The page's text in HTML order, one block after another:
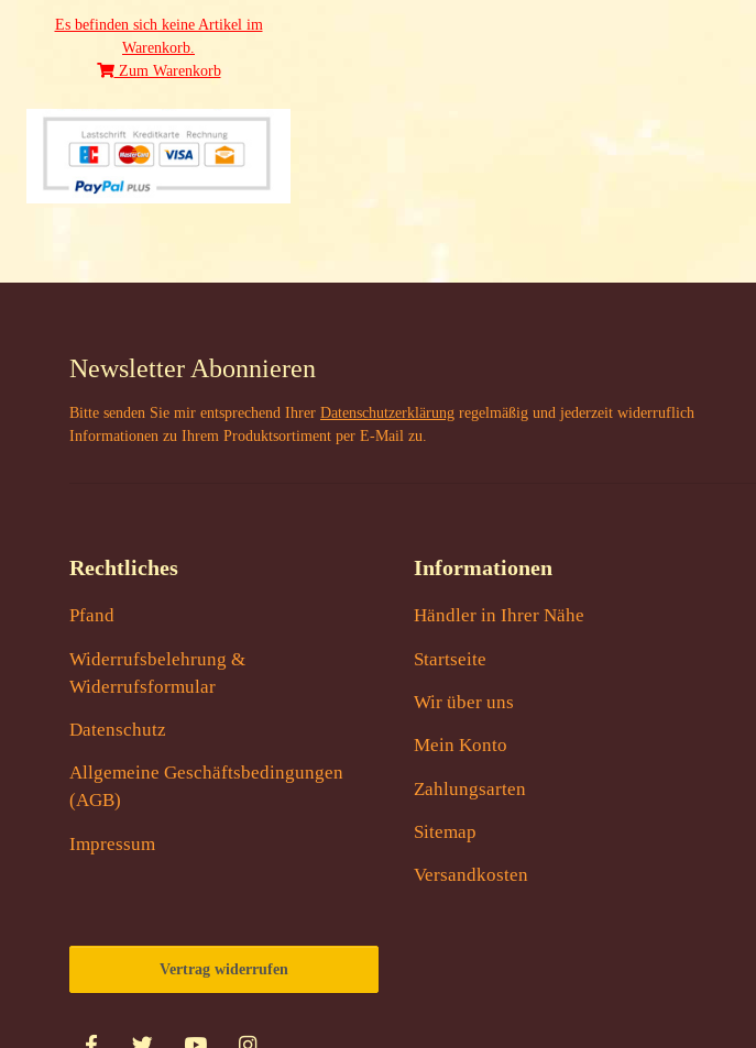
Es befinden sich keine Artikel im
Warenkorb.
Zum Warenkorb
Newsletter Abonnieren
Bitte senden Sie mir entsprechend Ihrer Datenschutzerklärung regelmäßig und jederzeit widerruflich
Informationen zu Ihrem Produktsortiment per E-Mail zu.
Rechtliches
Pfand
Widerrufsbelehrung &
Widerrufsformular
Datenschutz
Allgemeine Geschäftsbedingungen
(AGB)
Impressum
Informationen
Händler in Ihrer Nähe
Startseite
Wir über uns
Mein Konto
Zahlungsarten
Sitemap
Versandkosten
Vertrag widerrufen